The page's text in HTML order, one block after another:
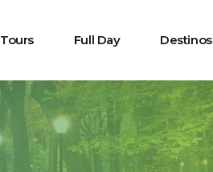
Tours Full Day Destinos